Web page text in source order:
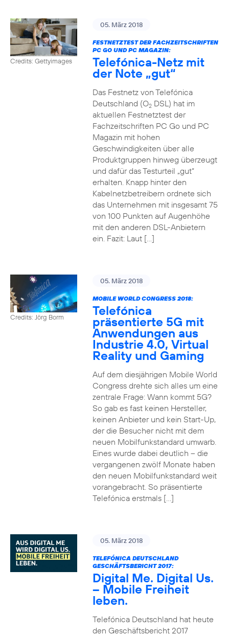
Credits: Gettyimages
05. März 2018
FESTNETZTEST DER FACHZEITSCHRIFTEN
PC GO UND PC MAGAZIN:
Telefónica-Netz mit
der Note „gut“
Das Festnetz von Telefónica
Deutschland (O2DSL) hat im
aktuellen Festnetztest der
Fachzeitschriften PC Go und PC
Magazin mit hohen
Geschwindigkeiten über alle
Produktgruppen hinweg überzeugt
und dafür das Testurteil „gut“
erhalten. Knapp hinter den
Kabelnetzbetreibern ordnete sich
das Unternehmen mit insgesamt 75
von 100 Punkten auf Augenhöhe
mit den anderen DSL-Anbietern
ein. Fazit: Laut […]
Credits: Jörg Borm
05. März 2018
MOBILE WORLD CONGRESS 2018:
Telefónica
präsentierte 5G mit
Anwendungen aus
Industrie 4.0, Virtual
Reality und Gaming
Auf dem diesjährigen Mobile World
Congress drehte sich alles um eine
zentrale Frage: Wann kommt 5G?
So gab es fast keinen Hersteller,
keinen Anbieter und kein Start-Up,
der die Besucher nicht mit dem
neuen Mobilfunkstandard umwarb.
Eines wurde dabei deutlich – die
vergangenen zwölf Monate haben
den neuen Mobilfunkstandard weit
vorangebracht. So präsentierte
Telefónica erstmals […]
05. März 2018
TELEFÓNICA DEUTSCHLAND
GESCHÄFTSBERICHT 2017:
Digital Me. Digital Us.
– Mobile Freiheit
leben.
Telefónica Deutschland hat heute
den Geschäftsbericht 2017